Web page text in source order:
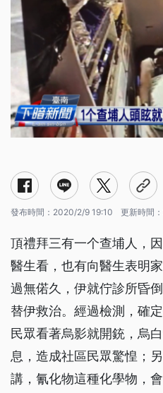
發布時間： 2020/2/9 19:10 更新時間：
頂禮拜三有一个查埔人，
醫生看，也有向醫生表明
過無偌久，伊就佇診所昏
替伊救治。經過檢測，確
民眾看著烏影就開銃，烏
息，造成社區民眾驚惶；
講，氰化物這種化學物，